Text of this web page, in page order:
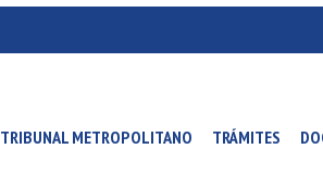
TRIBUNAL METROPOLITANO TRÁMITES